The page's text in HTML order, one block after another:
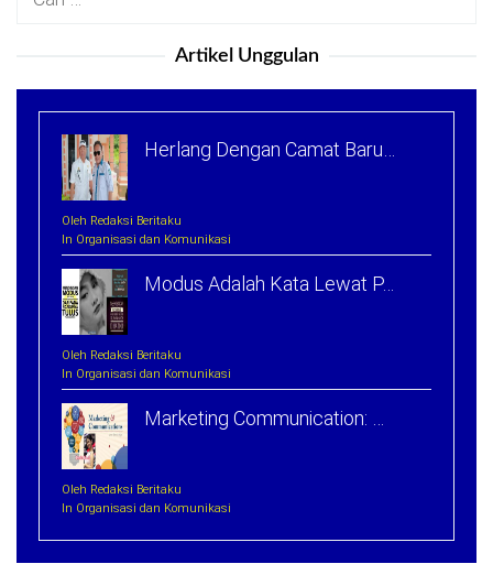
Artikel Unggulan
Herlang Dengan Camat Baru…
Oleh Redaksi Beritaku
In Organisasi dan Komunikasi
Modus Adalah Kata Lewat P…
Oleh Redaksi Beritaku
In Organisasi dan Komunikasi
Marketing Communication: …
Oleh Redaksi Beritaku
In Organisasi dan Komunikasi